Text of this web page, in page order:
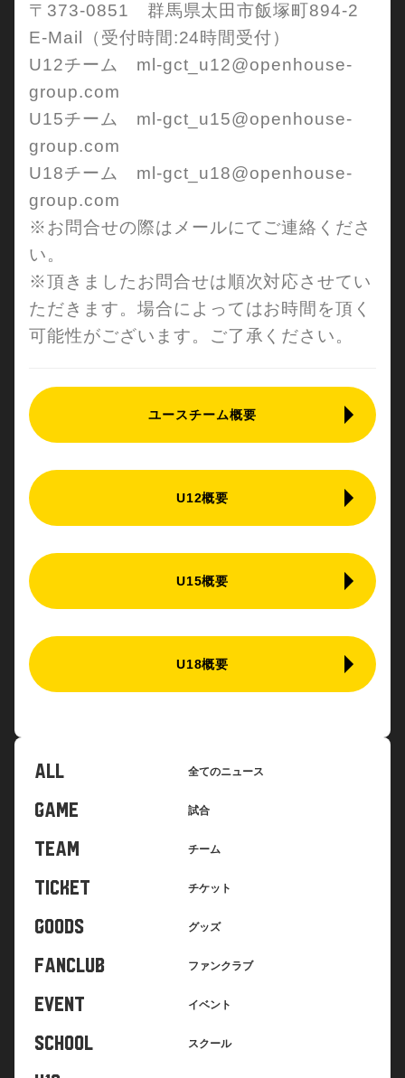
〒373-0851 群馬県太田市飯塚町894-2
E-Mail（受付時間:24時間受付）
U12チーム ml-gct_u12@openhouse-
group.com
U15チーム ml-gct_u15@openhouse-
group.com
U18チーム ml-gct_u18@openhouse-
group.com
※お問合せの際はメールにてご連絡くださ
い。
※頂きましたお問合せは順次対応させてい
ただきます。場合によってはお時間を頂く
可能性がございます。ご了承ください。
ユースチーム概要
U12概要
U15概要
U18概要
ALL 全てのニュース
GAME 試合
TEAM チーム
TICKET チケット
GOODS グッズ
FANCLUB ファンクラブ
EVENT イベント
SCHOOL スクール